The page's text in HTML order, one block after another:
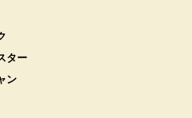
ター
ン